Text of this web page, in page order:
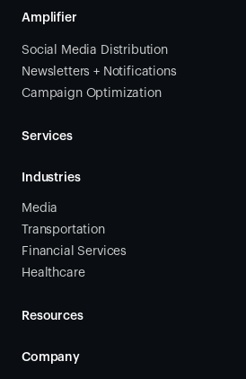
Amplifier
Social Media Distribution
Newsletters + Notifications
Campaign Optimization
Services
Industries
Media
Transportation
Financial Services
Healthcare
Resources
Company